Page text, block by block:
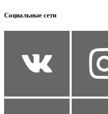
Социальные сети